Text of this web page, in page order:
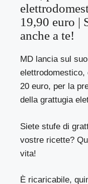
19,90 euro |
anche a te!
MD lancia sul
elettrodomestico,
20 euro, per la
della grattugia
Siete stufe di
vostre ricette?
vita!
È ricaricabile,